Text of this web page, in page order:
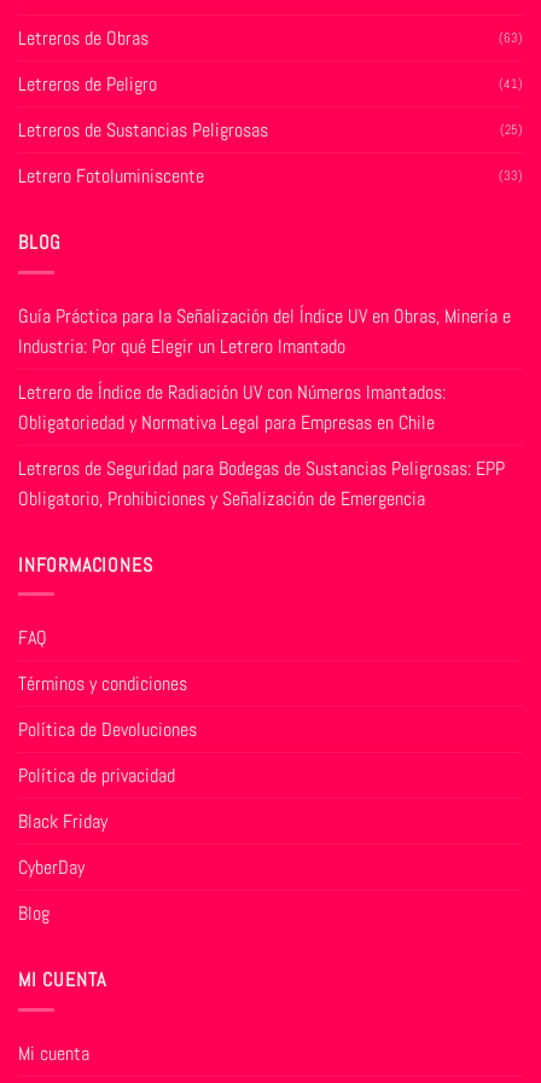
Letreros de Obras (63)
Letreros de Peligro (41)
Letreros de Sustancias Peligrosas (25)
Letrero Fotoluminiscente (33)
BLOG
Guía Práctica para la Señalización del Índice UV en Obras, Minería e
Industria: Por qué Elegir un Letrero Imantado
Letrero de Índice de Radiación UV con Números Imantados:
Obligatoriedad y Normativa Legal para Empresas en Chile
Letreros de Seguridad para Bodegas de Sustancias Peligrosas: EPP
Obligatorio, Prohibiciones y Señalización de Emergencia
INFORMACIONES
FAQ
Términos y condiciones
Política de Devoluciones
Política de privacidad
Black Friday
CyberDay
Blog
MI CUENTA
Mi cuenta